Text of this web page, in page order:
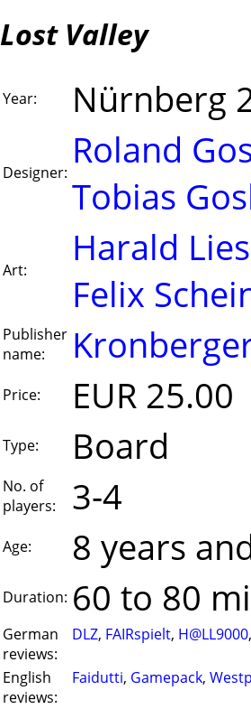
Lost Valley
Year: Nürnberg
Designer: Roland
Tobias
Art:
Harald
Felix
Publisher
name:
Price: EUR 25.00
Type: Board
No. of
players:
3-4
Age: 8 years
Duration: 60 to 80
German
reviews:
DLZ, FAIRspielt, H@LL9000
English
reviews:
Faidutti, Gamepack,